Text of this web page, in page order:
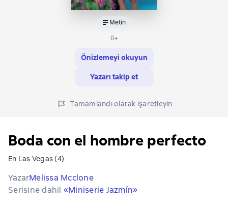
Metin
0+
Önizlemeyi okuyun
Yazarı takip et
Tamamlandı olarak işaretleyin
Boda con el hombre perfecto
En Las Vegas (4)
YazarMelissa Mcclone
Serisine dahil «Miniserie Jazmín»